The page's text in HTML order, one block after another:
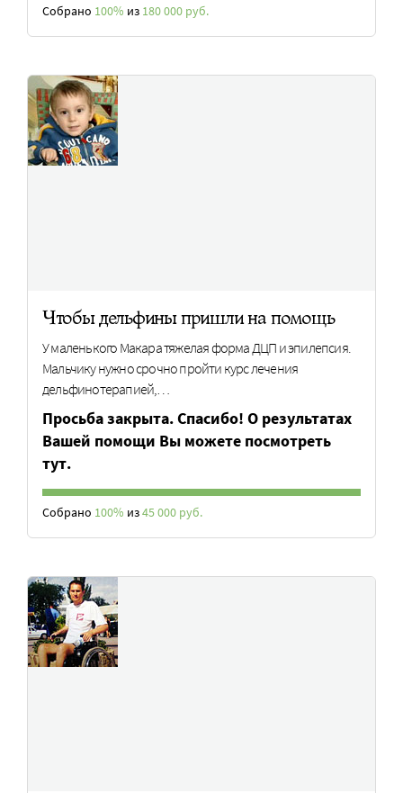
Собрано 100% из 180 000 руб.
Чтобы дельфины пришли на помощь
У маленького Макара тяжелая форма ДЦП и эпилепсия.
Мальчику нужно срочно пройти курс лечения
дельфинотерапией,…
Просьба закрыта. Спасибо! О результатах
Вашей помощи Вы можете посмотреть
тут.
Собрано 100% из45 000 руб.